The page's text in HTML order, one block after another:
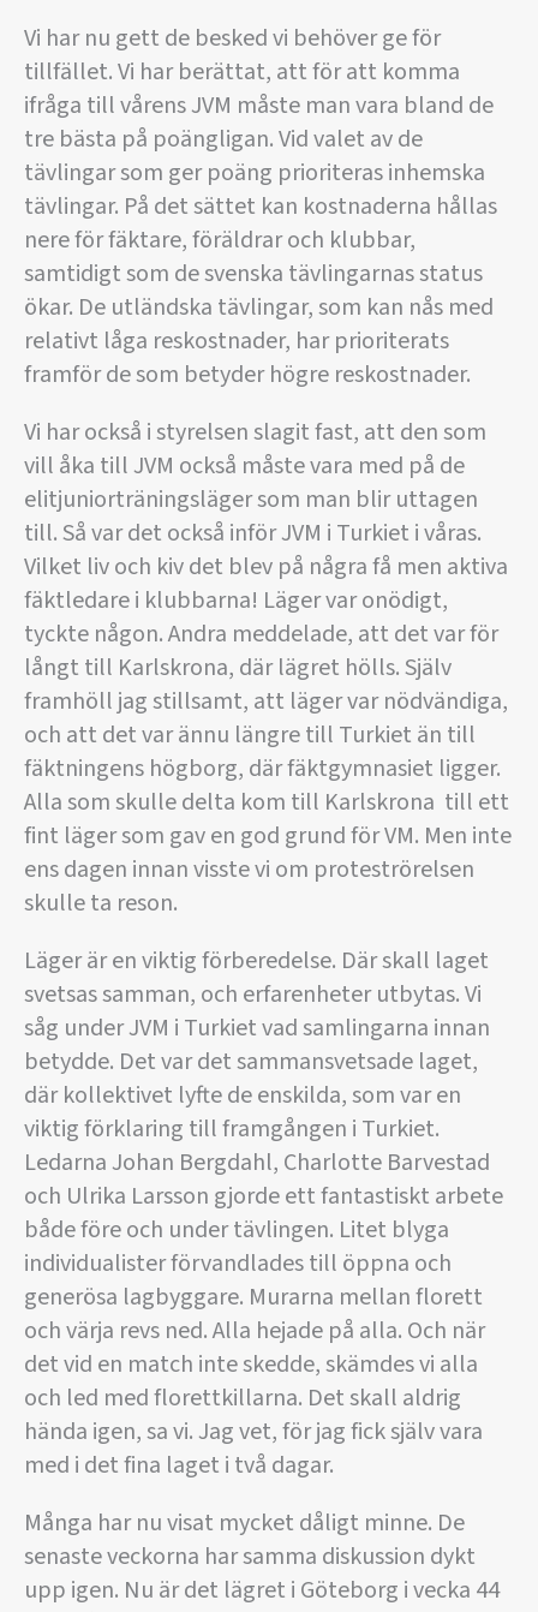
Vi har nu gett de besked vi behöver ge för
tillfället. Vi har berättat, att för att komma
ifråga till vårens JVM måste man vara bland de
tre bästa på poängligan. Vid valet av de
tävlingar som ger poäng prioriteras inhemska
tävlingar. På det sättet kan kostnaderna hållas
nere för fäktare, föräldrar och klubbar,
samtidigt som de svenska tävlingarnas status
ökar. De utländska tävlingar, som kan nås med
relativt låga reskostnader, har prioriterats
framför de som betyder högre reskostnader.
Vi har också i styrelsen slagit fast, att den som
vill åka till JVM också måste vara med på de
elitjuniorträningsläger som man blir uttagen
till. Så var det också inför JVM i Turkiet i våras.
Vilket liv och kiv det blev på några få men aktiva
fäktledare i klubbarna! Läger var onödigt,
tyckte någon. Andra meddelade, att det var för
långt till Karlskrona, där lägret hölls. Själv
framhöll jag stillsamt, att läger var nödvändiga,
och att det var ännu längre till Turkiet än till
fäktningens högborg, där fäktgymnasiet ligger.
Alla som skulle delta kom till Karlskrona  till ett
fint läger som gav en god grund för VM. Men inte
ens dagen innan visste vi om proteströrelsen
skulle ta reson.
Läger är en viktig förberedelse. Där skall laget
svetsas samman, och erfarenheter utbytas. Vi
såg under JVM i Turkiet vad samlingarna innan
betydde. Det var det sammansvetsade laget,
där kollektivet lyfte de enskilda, som var en
viktig förklaring till framgången i Turkiet.
Ledarna Johan Bergdahl, Charlotte Barvestad
och Ulrika Larsson gjorde ett fantastiskt arbete
både före och under tävlingen. Litet blyga
individualister förvandlades till öppna och
generösa lagbyggare. Murarna mellan florett
och värja revs ned. Alla hejade på alla. Och när
det vid en match inte skedde, skämdes vi alla
och led med florettkillarna. Det skall aldrig
hända igen, sa vi. Jag vet, för jag fick själv vara
med i det fina laget i två dagar.
Många har nu visat mycket dåligt minne. De
senaste veckorna har samma diskussion dykt
upp igen. Nu är det lägret i Göteborg i vecka 44